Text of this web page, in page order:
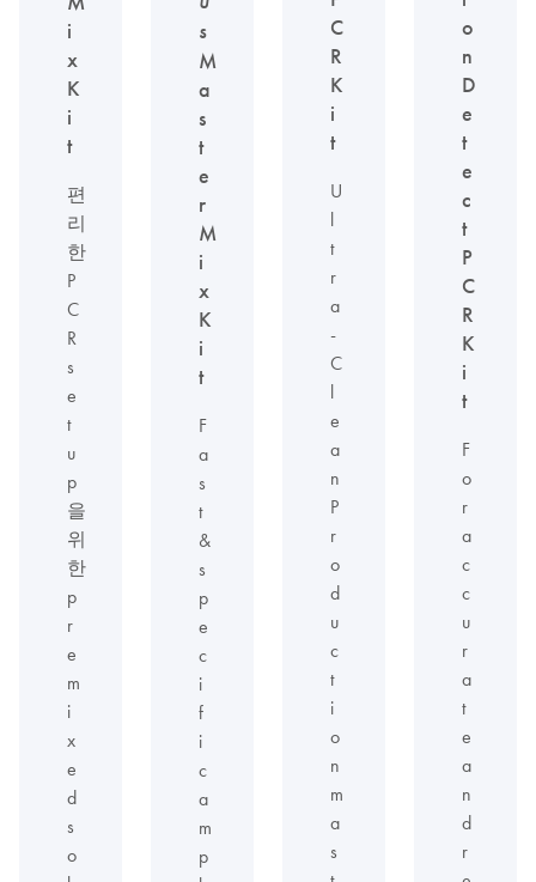
i
x
K
i
t
편
리
한
P
C
R
s
e
t
u
p
을
위
한
p
r
e
m
i
x
e
d
s
o
s
M
a
s
t
e
r
M
i
x
K
i
t
F
a
s
t
&
s
p
e
c
i
f
i
c
a
m
p
C
R
K
i
t
U
l
t
r
a
-
C
l
e
a
n
P
r
o
d
u
c
t
i
o
n
m
a
s
o
n
D
e
t
e
c
t
P
C
R
K
i
t
F
o
r
a
c
c
u
r
a
t
e
a
n
d
r